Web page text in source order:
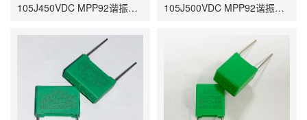
105J450VDC MPP92谐振电容 1UF P22.5 25*8*17.5 105J500VDC MPP92谐振电容 1UF P22.5 25*8.4*20